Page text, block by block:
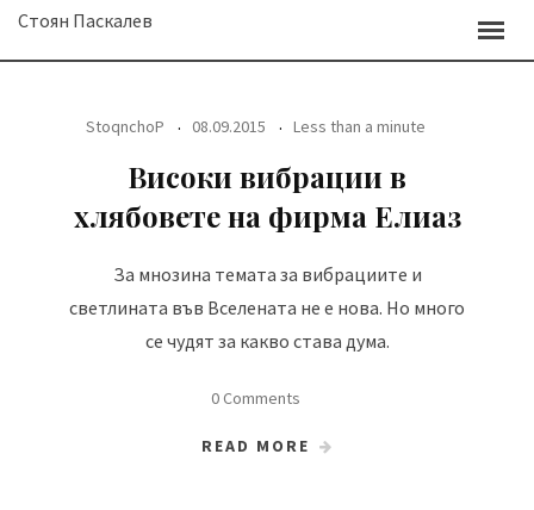
SkipСтоян Паскалев
StoqnchoP 08.09.2015 Less than a minute
Високи вибрации в
хлябовете на фирма Елиаз
За мнозина темата за вибрациите и
светлината във Вселената не е нова. Но много
се чудят за какво става дума.
0 Comments
READ MORE